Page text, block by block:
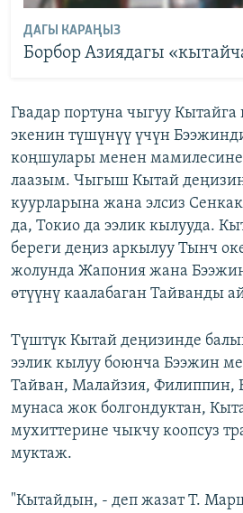
ДАГЫ КАРАҢЫЗ
Борбор Азиядагы
Гвадар портуна чыгуу
экенин түшүнүү үчүн
коңшулары менен
лаазым. Чыгыш Кытай
куурларына жана элсиз
да, Токио да ээлик кылууда.
береги деңиз аркылуу Тынч
жолунда Жапония жана
өтүүнү каалабаган Тайванды
Түштүк Кытай деңизинде
ээлик кылуу боюнча Бээжин
Тайван, Малайзия, Филиппин,
мунаса жок болгондуктан,
мухиттерине чыкчу коопсуз
муктаж.
"Кытайдын, - деп жазат Т.